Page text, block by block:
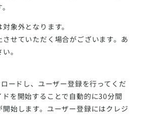
象外となります。
せていただく場合がございます。あ
。
ードし、ユーザー登録を行ってくだ
ドを開始することで自動的に30分間
始します。ユーザー登録にはクレジ